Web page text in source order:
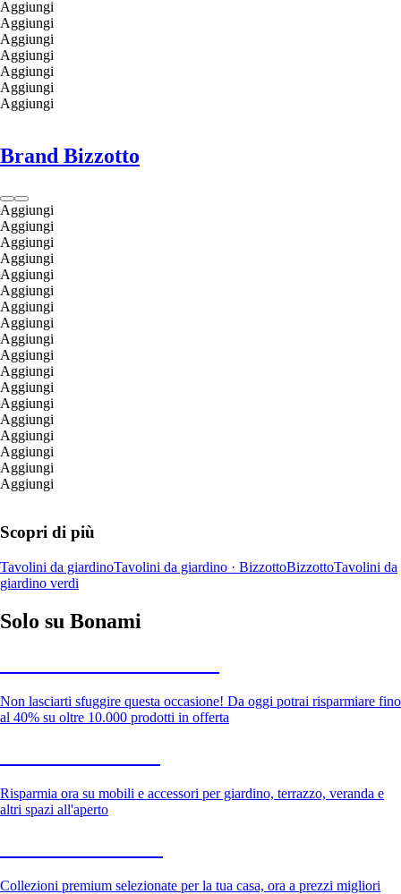
Aggiungi
Aggiungi
Aggiungi
Aggiungi
Aggiungi
Aggiungi
Aggiungi
Brand Bizzotto
Aggiungi
Aggiungi
Aggiungi
Aggiungi
Aggiungi
Aggiungi
Aggiungi
Aggiungi
Aggiungi
Aggiungi
Aggiungi
Aggiungi
Aggiungi
Aggiungi
Aggiungi
Aggiungi
Aggiungi
Aggiungi
Scopri di più
Tavolini da giardinoTavolini da giardino · BizzottoBizzottoTavolini da
giardino verdi
Solo su Bonami
Non lasciarti sfuggire questa occasione! Da oggi potrai risparmiare fino
al 40% su oltre 10.000 prodotti in offerta
Risparmia ora su mobili e accessori per giardino, terrazzo, veranda e
altri spazi all'aperto
Collezioni premium selezionate per la tua casa, ora a prezzi migliori